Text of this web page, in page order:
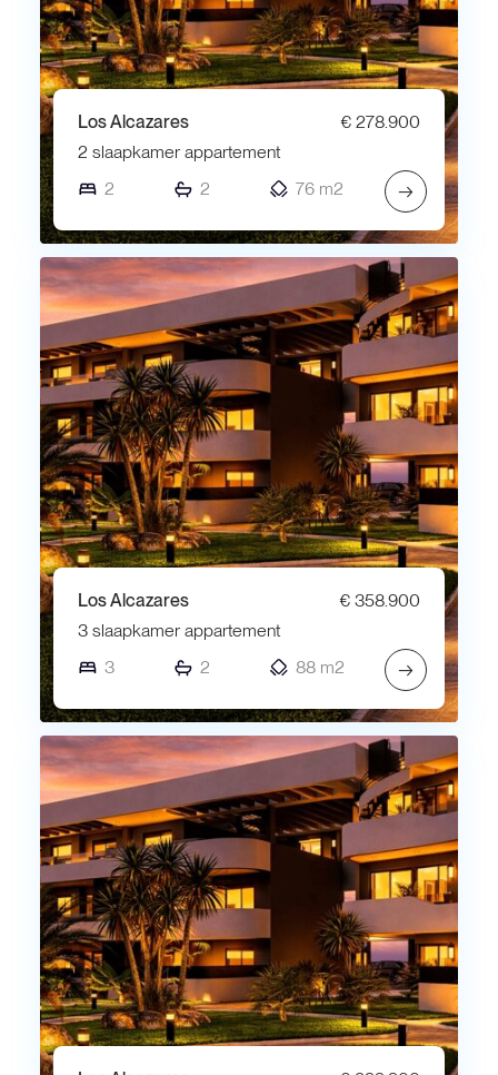
Los Alcazares
€ 278.900
2 slaapkamer appartement
2
2 76 m2 →
Los Alcazares
€ 358.900
3 slaapkamer appartement
3
2 88 m2 →